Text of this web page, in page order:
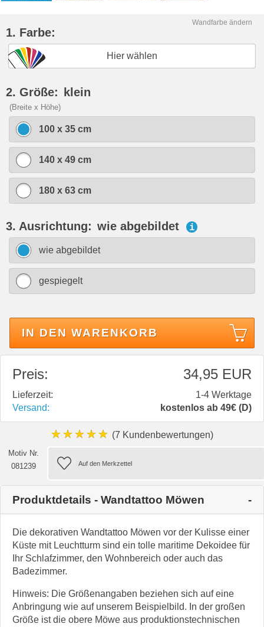
Wandfarbe ändern
1. Farbe:
Hier wählen
2. Größe: klein
(Breite x Höhe)
100 x 35 cm
140 x 49 cm
180 x 63 cm
3. Ausrichtung: wie abgebildet i
wie abgebildet
gespiegelt
IN DEN WARENKORB
Preis: 34,95 EUR
Lieferzeit:
1-4 Werktage
Versand:
kostenlos ab 49€ (D)
★★★★★ (7 Kundenbewertungen)
Motiv Nr.
081239
Produktdetails - Wandtattoo Möwen
Die dekorativen Wandtattoo Möwen vor der Kulisse einer
Küste mit Leuchtturm sind ein tolle maritime Dekoidee für
Ihr Schlafzimmer, den Wohnbereich oder auch das
Badezimmer.
Hinweis: Die Größenangaben beziehen sich auf eine
Anbringung wie auf unserem Beispielbild. In der großen
Größe ist die obere Möwe aus produktionstechnischen